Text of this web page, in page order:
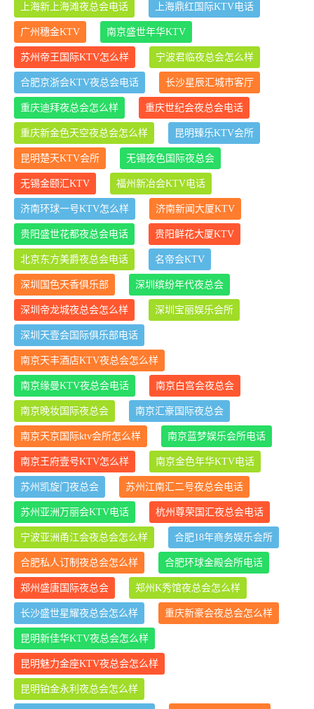
上海新上海滩夜总会电话 上海鼎红国际KTV电话
广州穗金KTV 南京盛世年华KTV
苏州帝王国际KTV怎么样 宁波君临夜总会怎么样
合肥京浙会KTV夜总会电话 长沙星辰汇城市客厅
重庆迪拜夜总会怎么样 重庆世纪会夜总会电话
重庆新金色天空夜总会怎么样 昆明臻乐KTV会所
昆明楚天KTV会所 无锡夜色国际夜总会
无锡金颐汇KTV 福州新冶会KTV电话
济南环球一号KTV怎么样 济南新闻大厦KTV
贵阳盛世花都夜总会电话 贵阳鲜花大厦KTV
北京东方美爵夜总会电话 名帝会KTV
深圳国色天香俱乐部 深圳缤纷年代夜总会
深圳帝龙城夜总会怎么样 深圳宝丽娱乐会所
深圳天壹会国际俱乐部电话
南京天丰酒店KTV夜总会怎么样
南京缘曼KTV夜总会电话 南京白宫会夜总会
南京晚妆国际夜总会 南京汇豪国际夜总会
南京天京国际ktv会所怎么样 南京蓝梦娱乐会所电话
南京王府壹号KTV怎么样 南京金色年华KTV电话
苏州凯旋门夜总会 苏州江南汇二号夜总会电话
苏州亚洲万丽会KTV电话 杭州尊荣国汇夜总会电话
宁波亚洲甬江会夜总会怎么样 合肥18年商务娱乐会所
合肥私人订制夜总会怎么样 合肥环球金殿会所电话
郑州盛唐国际夜总会 郑州K秀馆夜总会怎么样
长沙盛世星耀夜总会怎么样 重庆新豪会夜总会怎么样
昆明新佳华KTV夜总会怎么样
昆明魅力金座KTV夜总会怎么样
昆明铂金永利夜总会怎么样